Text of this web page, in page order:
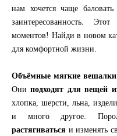
нам хочется чаще
заинтересованность.
моментов! Найди в новом
для комфортной жизни.
Объёмные мягкие вешалки
Ониподходят для вещей
хлопка, шерсти, льна,
и много другое.
растягиваться и изменять